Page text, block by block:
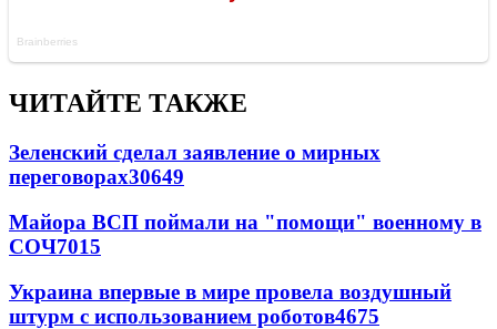
ЧИТАЙТЕ ТАКЖЕ
Зеленский сделал заявление о мирных
переговорах30649
Майора ВСП поймали на "помощи" военному в
СОЧ7015
Украина впервые в мире провела воздушный
штурм с использованием роботов4675